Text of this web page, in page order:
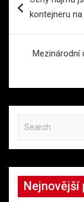
prokontejneru
Mezinárodní
a
r
h
Nejnovější